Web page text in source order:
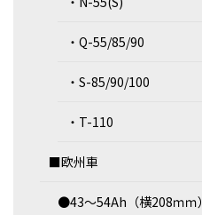
・Q-55/85/90
・S-85/90/100
・T-110
■欧州車
●43～54Ah（横208ｍｍ）